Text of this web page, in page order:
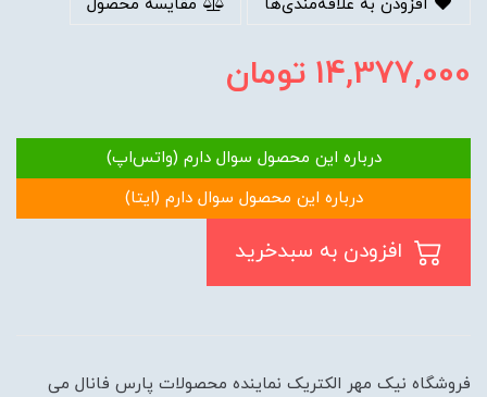
افزودن به علاقه‌مندی‌ها مقایسه محصول
14,377,000تومان
درباره این محصول سوال دارم (واتس‌اپ)
درباره این محصول سوال دارم (ایتا)
فروشگاه نیک مهر الکتریک نماینده محصولات پارس فانال می